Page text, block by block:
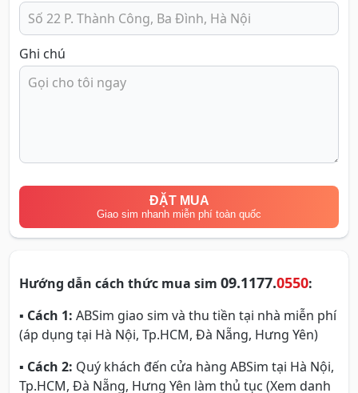
Ghi chú
ĐẶT MUA
Giao sim nhanh miễn phí toàn quốc
Hướng dẫn cách thức mua sim 09.1177.0550:
▪ Cách 1: ABSim giao sim và thu tiền tại nhà miễn phí
(áp dụng tại Hà Nội, Tp.HCM, Đà Nẵng, Hưng Yên)
▪ Cách 2: Quý khách đến cửa hàng ABSim tại Hà Nội,
Tp.HCM, Đà Nẵng, Hưng Yên làm thủ tục (Xem danh